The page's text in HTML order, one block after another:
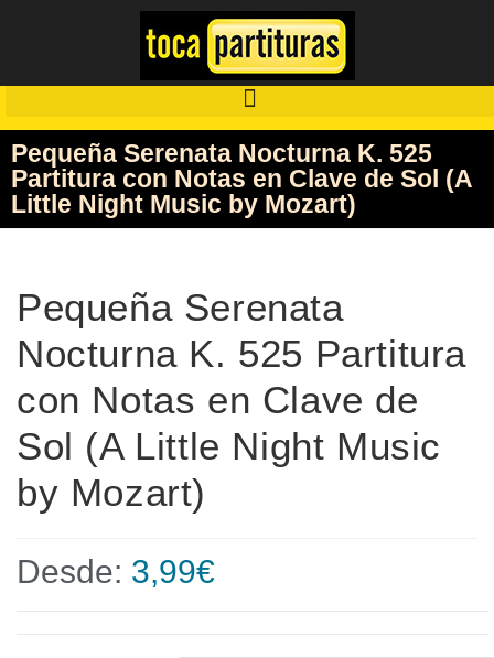
Pequeña Serenata Nocturna K. 525
Partitura con Notas en Clave de Sol (A
Little Night Music by Mozart)
Pequeña Serenata
Nocturna K. 525 Partitura
con Notas en Clave de
Sol (A Little Night Music
by Mozart)
Desde: 3,99€